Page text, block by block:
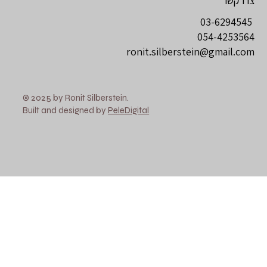
054-4253564
ronit.silberstein@gmail.com
© 2025 by Ronit Silberstein.
Built and designed by PeleDigital